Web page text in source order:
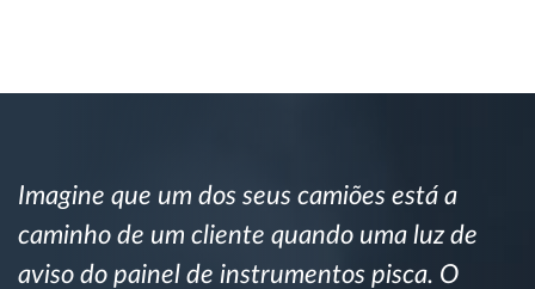
Gestão de Combustível
Planeamento e monitorização de rotas
Imagine que um dos seus camiões está a
caminho de um cliente quando uma luz de
aviso do painel de instrumentos pisca. O